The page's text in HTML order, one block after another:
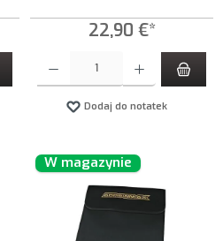
22,90 €*
Dodaj do notatek
W magazynie